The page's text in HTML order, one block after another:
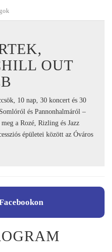
OUT
10 nap, 30 koncert és 30
és Pannonhalmáról –
a Rozé, Rizling és Jazz
épületei között az Óváros